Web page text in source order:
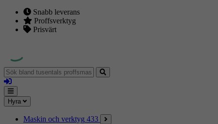
Snabb leverans
Proffsverktyg
Prisvärt
Sök
bland
tusentals
proffsmaskiner
Logga
in
Mina
sidor
Meny
Hyra
Maskin och verktyg 433